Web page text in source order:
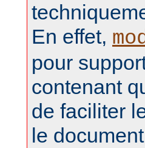
En effet,
pour
contenant
de faciliter
le document